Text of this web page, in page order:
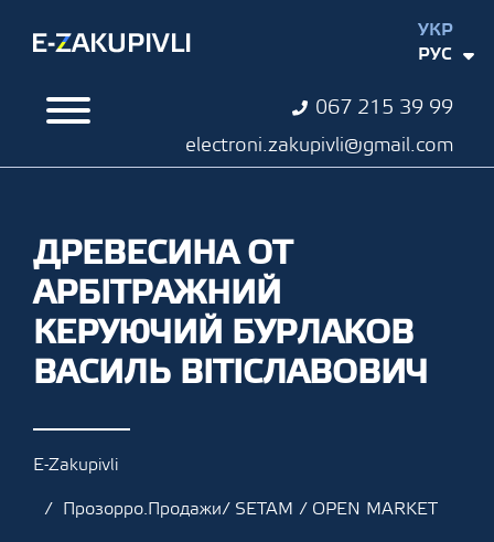
067 215 39 99
electroni.zakupivli@gmail.com
УКР
РУС
ДРЕВЕСИНА ОТ
АРБІТРАЖНИЙ
КЕРУЮЧИЙ БУРЛАКОВ
ВАСИЛЬ ВІТІСЛАВОВИЧ
E-Zakupivli
Прозорро.Продажи/ SETAM / OPEN MARKET